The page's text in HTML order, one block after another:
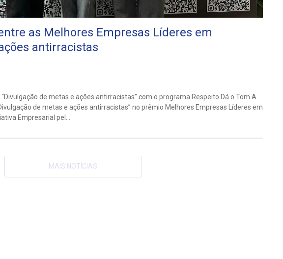
as Melhores Empresas Líderes em
antirracistas
de metas e ações antirracistas” com o programa Respeito Dá o Tom A
de metas e ações antirracistas” no prêmio Melhores Empresas Líderes em
Empresarial pel...
MAIS NOTÍCIAS